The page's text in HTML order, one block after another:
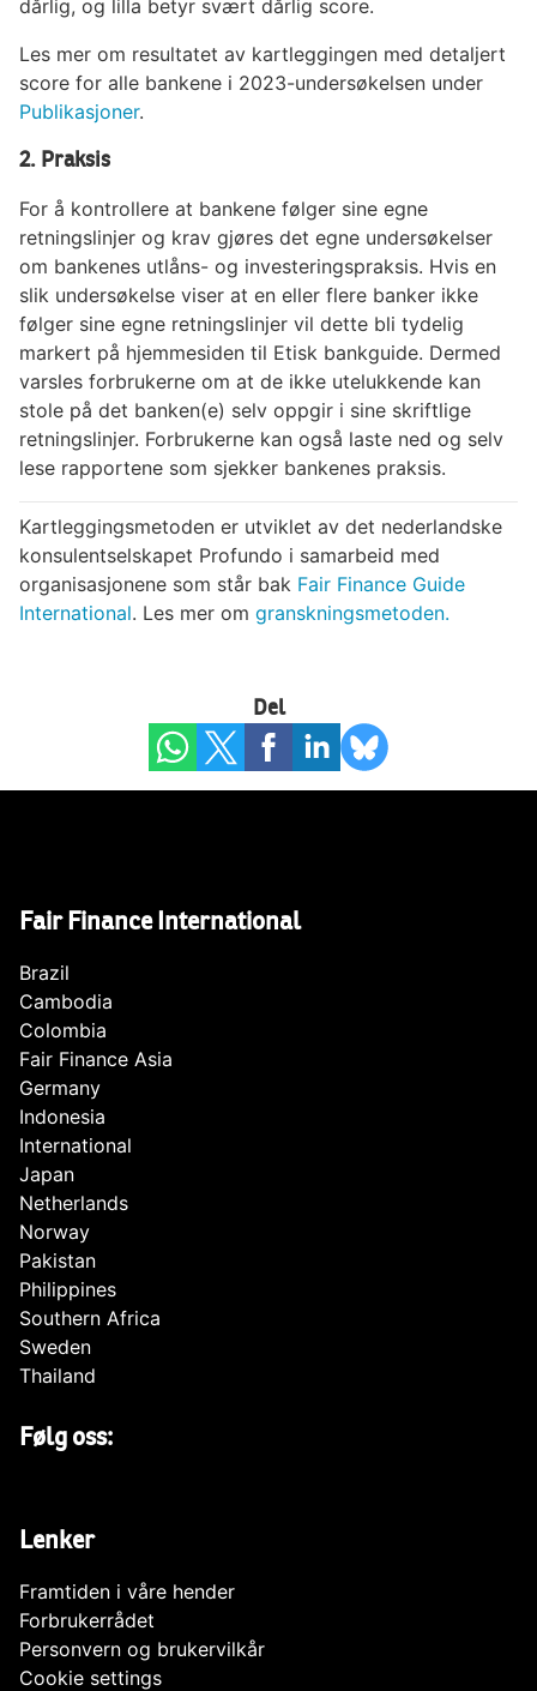
dårlig, og lilla betyr svært dårlig score.
Les mer om resultatet av kartleggingen med detaljert
score for alle bankene i 2023-undersøkelsen under
Publikasjoner.
2. Praksis
For å kontrollere at bankene følger sine egne
retningslinjer og krav gjøres det egne undersøkelser
om bankenes utlåns- og investeringspraksis. Hvis en
slik undersøkelse viser at en eller flere banker ikke
følger sine egne retningslinjer vil dette bli tydelig
markert på hjemmesiden til Etisk bankguide. Dermed
varsles forbrukerne om at de ikke utelukkende kan
stole på det banken(e) selv oppgir i sine skriftlige
retningslinjer. Forbrukerne kan også laste ned og selv
lese rapportene som sjekker bankenes praksis.
Kartleggingsmetoden er utviklet av det nederlandske
konsulentselskapet Profundo i samarbeid med
organisasjonene som står bak Fair Finance Guide
International. Les mer om granskningsmetoden.
Del
Fair Finance International
Brazil
Cambodia
Colombia
Fair Finance Asia
Germany
Indonesia
International
Japan
Netherlands
Norway
Pakistan
Philippines
Southern Africa
Sweden
Thailand
Følg oss:
Lenker
Framtiden i våre hender
Forbrukerrådet
Personvern og brukervilkår
Cookie settings